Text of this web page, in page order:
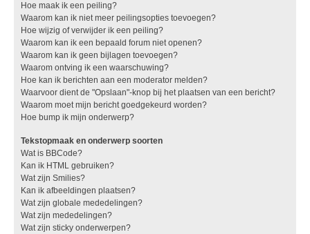
Hoe maak ik een peiling?
Waarom kan ik niet meer peilingsopties toevoegen?
Hoe wijzig of verwijder ik een peiling?
Waarom kan ik een bepaald forum niet openen?
Waarom kan ik geen bijlagen toevoegen?
Waarom ontving ik een waarschuwing?
Hoe kan ik berichten aan een moderator melden?
Waarvoor dient de "Opslaan"-knop bij het plaatsen van een bericht?
Waarom moet mijn bericht goedgekeurd worden?
Hoe bump ik mijn onderwerp?
Tekstopmaak en onderwerp soorten
Wat is BBCode?
Kan ik HTML gebruiken?
Wat zijn Smilies?
Kan ik afbeeldingen plaatsen?
Wat zijn globale mededelingen?
Wat zijn mededelingen?
Wat zijn sticky onderwerpen?